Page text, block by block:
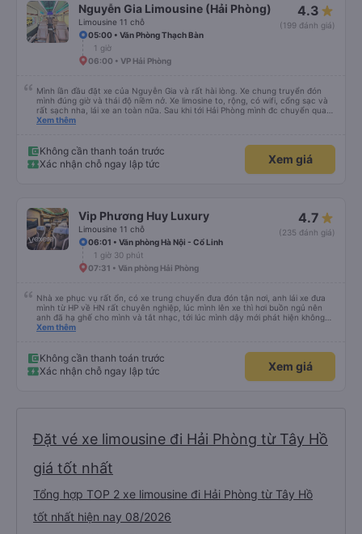
Nguyễn Gia Limousine (Hải Phòng)
Limousine 11 chỗ
4.3
(199 đánh giá)
05:00 • Văn Phòng Thạch Bàn
1 giờ
06:00 • VP Hải Phòng
Mình lần đầu đặt xe của Nguyễn Gia và rất hài lòng. Xe chung truyển đón
mình đúng giờ và thái độ niềm nở. Xe limosine to, rộng, có wifi, cổng sạc và
rất sạch nha, lái xe an toàn nữa. Sau khi tới Hải Phòng mình đc chuyển qua
xe trung chuyển ( vf6) sạch sẽ, thoải mái bạn lái xe rất nice. 1 trải nghiệm
Xem thêm
Không cần thanh toán trước
Xác nhận chỗ ngay lập tức
Xem giá
Vip Phương Huy Luxury
Limousine 11 chỗ
4.7
(235 đánh giá)
06:01 • Văn phòng Hà Nội - Cổ Linh
1 giờ 30 phút
07:31 • Văn phòng Hải Phòng
Nhà xe phục vụ rất ổn, có xe trung chuyển đưa đón tận nơi, anh lái xe đưa
mình từ HP về HN rất chuyên nghiệp, lúc mình lên xe thì hơi buồn ngủ nên
anh đã hạ ghế cho mình và tắt nhạc, tới lúc mình dậy mới phát hiện không
thấy điện thoại thì anh đã ngay lập tức gọi xe trung chuyển để tìm điện thoại
Xem thêm
Không cần thanh toán trước
Xác nhận chỗ ngay lập tức
Xem giá
Đặt vé xe limousine đi Hải Phòng từ Tây Hồ
giá tốt nhất
Tổng hợp TOP 2 xe limousine đi Hải Phòng từ Tây Hồ
tốt nhất hiện nay 08/2026